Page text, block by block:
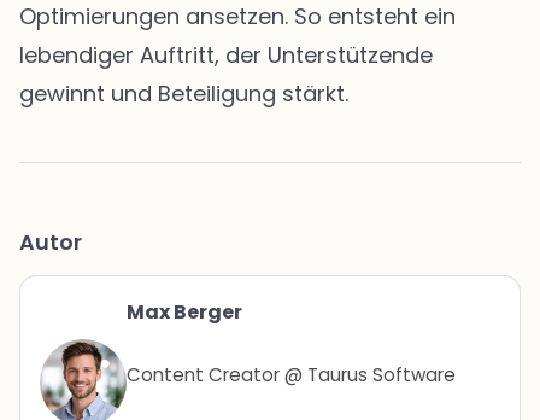
Optimierungen ansetzen. So entsteht ein
lebendiger Auftritt, der Unterstützende
gewinnt und Beteiligung stärkt.
Autor
Max Berger
Content Creator @ Taurus Software